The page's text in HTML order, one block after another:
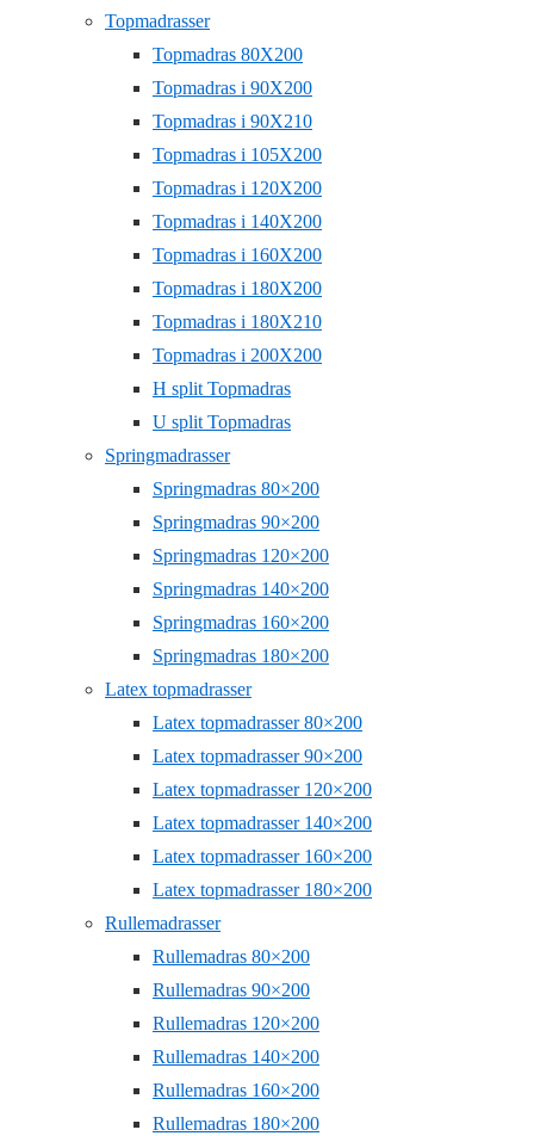
Topmadrasser
Topmadras 80X200
Topmadras i 90X200
Topmadras i 90X210
Topmadras i 105X200
Topmadras i 120X200
Topmadras i 140X200
Topmadras i 160X200
Topmadras i 180X200
Topmadras i 180X210
Topmadras i 200X200
H split Topmadras
U split Topmadras
Springmadrasser
Springmadras 80×200
Springmadras 90×200
Springmadras 120×200
Springmadras 140×200
Springmadras 160×200
Springmadras 180×200
Latex topmadrasser
Latex topmadrasser 80×200
Latex topmadrasser 90×200
Latex topmadrasser 120×200
Latex topmadrasser 140×200
Latex topmadrasser 160×200
Latex topmadrasser 180×200
Rullemadrasser
Rullemadras 80×200
Rullemadras 90×200
Rullemadras 120×200
Rullemadras 140×200
Rullemadras 160×200
Rullemadras 180×200